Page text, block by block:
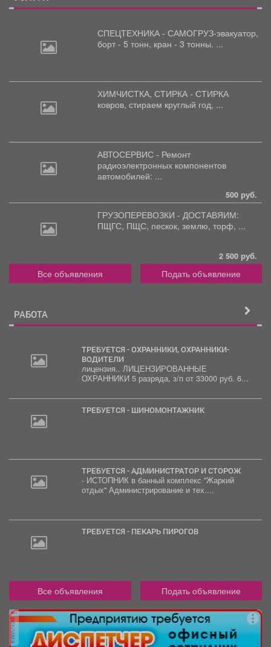
СПЕЦТЕХНИКА - САМОГРУЗ-эвакуатор,
борт - 5 тонн, кран - 3 тонны. ...
ХИМЧИСТКА, СТИРКА - СТИРКА
ковров, стираем круглый год, ...
АВТОСЕРВИС - Ремонт
радиоэлектронных компонентов
автомобилей: ...
500 руб.
ГРУЗОПЕРЕВОЗКИ - ДОСТАВЯИМ:
ПЩГС, ПЩС, пескок, землю, торф, ...
2 500 руб.
Все объявления Подать объявление
РАБОТА
ТРЕБУЕТСЯ - ОХРАННИКИ, ОХРАННИКИ-
ВОДИТЕЛИ
лицензия.. ЛИЦЕНЗИРОВАННЫЕ
ОХРАННИКИ 5 разряда, з/п от 33000 руб. 6...
ТРЕБУЕТСЯ - ШИНОМОНТАЖНИК
ТРЕБУЕТСЯ - АДМИНИСТРАТОР И СТОРОЖ
- ИСТОПНИК в банный комплекс "Жаркий
отдых" Администрирование и тех....
ТРЕБУЕТСЯ - ПЕКАРЬ ПИРОГОВ
Все объявления Подать объявление
реклама